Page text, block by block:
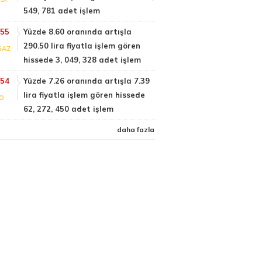
549, 781 adet işlem
Yüzde 8.60 oranında artışla
290.50 lira fiyatla işlem gören
hissede 3, 049, 328 adet işlem
Yüzde 7.26 oranında artışla 7.39
lira fiyatla işlem gören hissede
62, 272, 450 adet işlem
daha fazla